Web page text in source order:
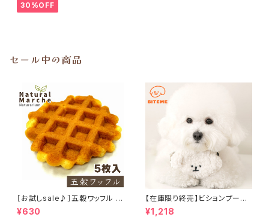
30%OFF
セール中の商品
［お試しsale♪］五穀ワッフル 5
枚入り
¥630
【在庫限り終売】ビションプーバ
ッグポーチ BITE ME バイトミー
¥1,218